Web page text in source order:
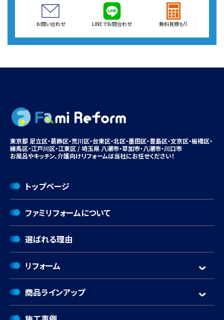
お問い合わせ LINEでお問合わせ 無料見積もり
東京都 足立区・葛飾区・荒川区・台東区・北区・墨田区・豊島区・文京区・板橋区・
練馬区・江戸川区・江東区 / 埼玉県 八潮市・草加市・八潮市・川口市
お風呂やキッチン、介護向けリフォームは当社にお任せください！
トップページ
ファミリフォームについて
選ばれる理由
リフォーム
商品ラインアップ